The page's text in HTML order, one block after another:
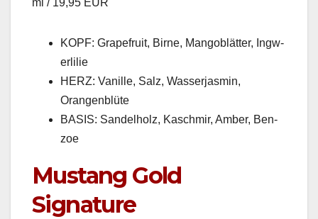
KOPF: Grape­fruit, Birne, Man­gob­lät­ter, Ing­w­
erlilie
HERZ: Vanille, Salz, Wasser­jas­min,
Orangen­blüte
BASIS: Sandel­holz, Kaschmir, Amber, Ben­
zoe
Mustang Gold
Signature